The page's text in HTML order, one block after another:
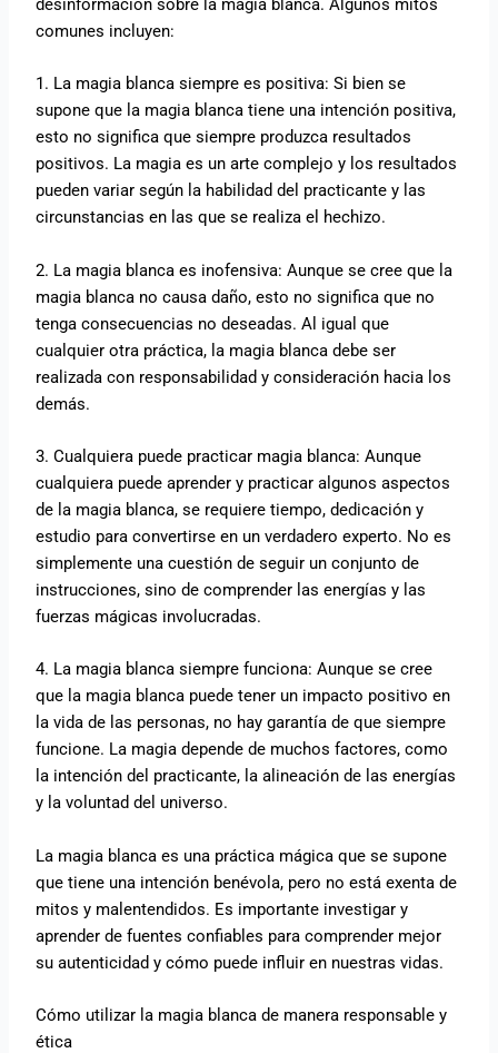
desinformación sobre la magia blanca. Algunos mitos
comunes incluyen:
1. La magia blanca siempre es positiva: Si bien se
supone que la magia blanca tiene una intención positiva,
esto no significa que siempre produzca resultados
positivos. La magia es un arte complejo y los resultados
pueden variar según la habilidad del practicante y las
circunstancias en las que se realiza el hechizo.
2. La magia blanca es inofensiva: Aunque se cree que la
magia blanca no causa daño, esto no significa que no
tenga consecuencias no deseadas. Al igual que
cualquier otra práctica, la magia blanca debe ser
realizada con responsabilidad y consideración hacia los
demás.
3. Cualquiera puede practicar magia blanca: Aunque
cualquiera puede aprender y practicar algunos aspectos
de la magia blanca, se requiere tiempo, dedicación y
estudio para convertirse en un verdadero experto. No es
simplemente una cuestión de seguir un conjunto de
instrucciones, sino de comprender las energías y las
fuerzas mágicas involucradas.
4. La magia blanca siempre funciona: Aunque se cree
que la magia blanca puede tener un impacto positivo en
la vida de las personas, no hay garantía de que siempre
funcione. La magia depende de muchos factores, como
la intención del practicante, la alineación de las energías
y la voluntad del universo.
La magia blanca es una práctica mágica que se supone
que tiene una intención benévola, pero no está exenta de
mitos y malentendidos. Es importante investigar y
aprender de fuentes confiables para comprender mejor
su autenticidad y cómo puede influir en nuestras vidas.
Cómo utilizar la magia blanca de manera responsable y
ética